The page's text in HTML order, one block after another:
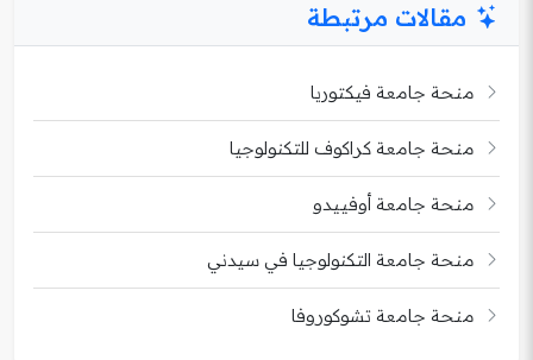
مقالات مرتبطة
منحة جامعة فيكتوريا
منحة جامعة كراكوف للتكنولوجيا
منحة جامعة أوفييدو
منحة جامعة التكنولوجيا في سيدني
منحة جامعة تشوكوروفا